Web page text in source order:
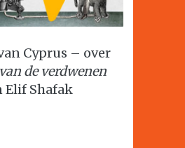
Cyprus – over
de verdwenen
Elif Shafak